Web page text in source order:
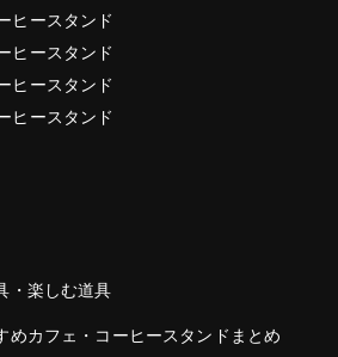
ヒースタンド
ヒースタンド
ヒースタンド
ヒースタンド
・楽しむ道具
めカフェ・コーヒースタンドまとめ